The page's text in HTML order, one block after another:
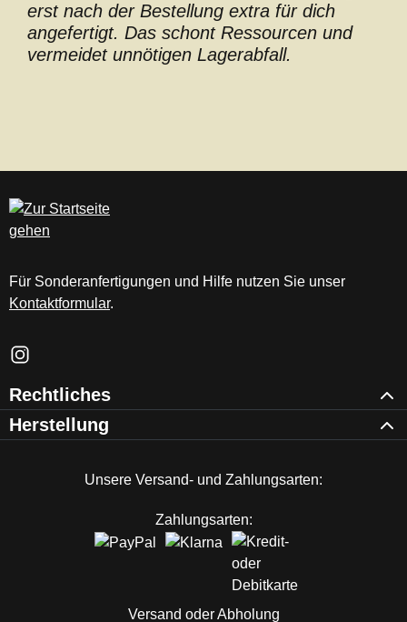
erst nach der Bestellung extra für dich
angefertigt. Das schont Ressourcen und
vermeidet unnötigen Lagerabfall.
Für Sonderanfertigungen und Hilfe nutzen Sie unser
Kontaktformular.
Schau auf Instagram vorbei – öffnet in neuem Tab (externer
Rechtliches
Herstellung
Unsere Versand- und Zahlungsarten:
Zahlungsarten:
Versand oder Abholung